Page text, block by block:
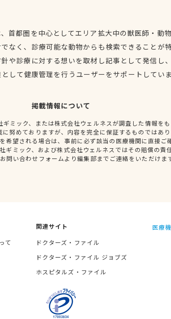
首都圏を中心としてエリア拡大中の獣医師・動
なく、診療可能な動物からも検索できることが
や診療に対する想いを取材し記事として発信し
して健康管理を行うユーザーをサポートしてい
掲載情報について
ミック、または株式会社ウェルネスが調査した情報を
努めておりますが、内容を完全に保証するものではあ
希望される場合は、事前に必ず該当の医療機関に直接ご
ギミック、および株式会社ウェルネスではその賠償の責
問い合わせフォームより編集部までご連絡をいただけま
て
関連サイト
ドクターズ・ファイル
ドクターズ・ファイル ジョブズ
ホスピタルズ・ファイル
医療